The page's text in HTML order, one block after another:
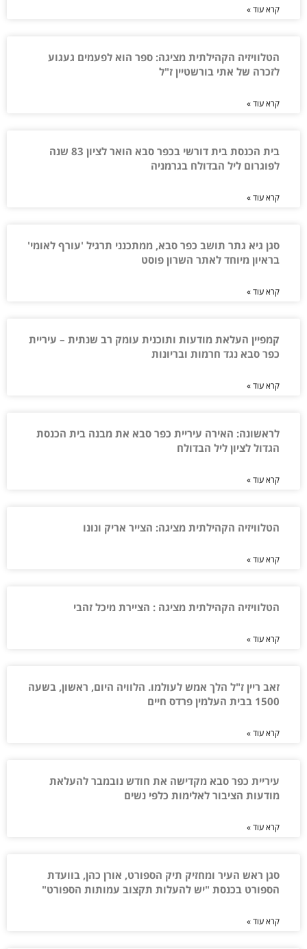
קרא עוד »
הטלוויזיה הקהילתית מציגה: ספר הוא לפעמים געגוע
לזכרה של אתי בורשטיין ז"ל
קרא עוד »
בית הכנסת בית דורשי בכפר סבא הואר לציון 83 שנה
לפוגרום ליל הבדולח בגרמניה
קרא עוד »
סגן גיא גתר תושב כפר סבא, ממתכנני תרגיל 'עורף לאומי'
בראיון מיוחד לאתר השרון פוסט
קרא עוד »
קמפיין העלאת מודעות ותוכנית עומק רב שנתית – עיריית
כפר סבא נגד חרמות ובריונות
קרא עוד »
לראשונה: האירה עיריית כפר סבא את מבנה בית הכנסת
הגדול לציון ליל הבדולח
קרא עוד »
הטלוויזיה הקהילתית מציגה: הצייר אריק ונונו
קרא עוד »
הטלוויזיה הקהילתית מציגה : הציירת מיכל זהבי
קרא עוד »
זאב ריין ז"ל הלך אמש לעולמו. הלוויה היום, ראשון, בשעה
1500 בבית העלמין פרדס חיים
קרא עוד »
עיריית כפר סבא מקדישה את חודש נובמבר להעלאת
מודעות הציבור לאלימות כלפי נשים
קרא עוד »
סגן ראש העיר ומחזיק תיק הספורט, אורן כהן, בוועדת
הספורט בכנסת "יש להעלות תקצוב עמותות הספורט"
קרא עוד »